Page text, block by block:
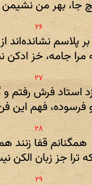
جا، بهر من
بر پلاسم نشانده‌اند
مرا جامه، خز
استاد فرش رفتم
فرسوده، فهم این
همگنانم قفا زنند
ترا جز زبان الکن